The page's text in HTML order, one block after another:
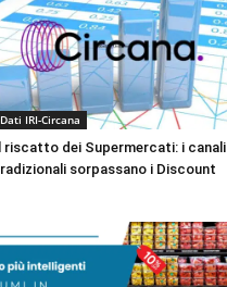
Dati IRI-Circana
riscatto dei Supermercati: i canali
sorpassano i Discount